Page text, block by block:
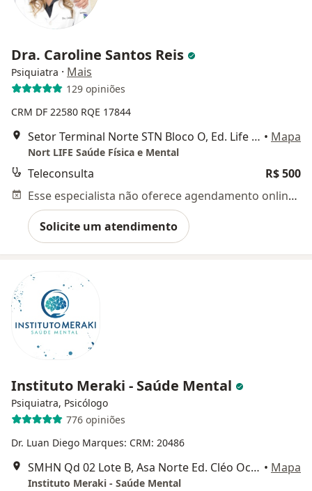
Dra. Caroline Santos Reis
Psiquiatra · Mais
129 opiniões
CRM DF 22580 RQE 17844
Setor Terminal Norte STN Bloco O, Ed. Life Center, Salas 33 e 35, Brasília - DF, 70770-100, Brazylia, Brasília • Mapa
Nort LIFE Saúde Física e Mental
Teleconsulta
R$ 500
Esse especialista não oferece agendamento online para esse endereço.
Solicite um atendimento
Instituto Meraki - Saúde Mental
Psiquiatra, Psicólogo
776 opiniões
Dr. Luan Diego Marques: CRM: 20486
SMHN Qd 02 Lote B, Asa Norte Ed. Cléo Octávio - Sala 1105, Brasília • Mapa
Instituto Meraki - Saúde Mental